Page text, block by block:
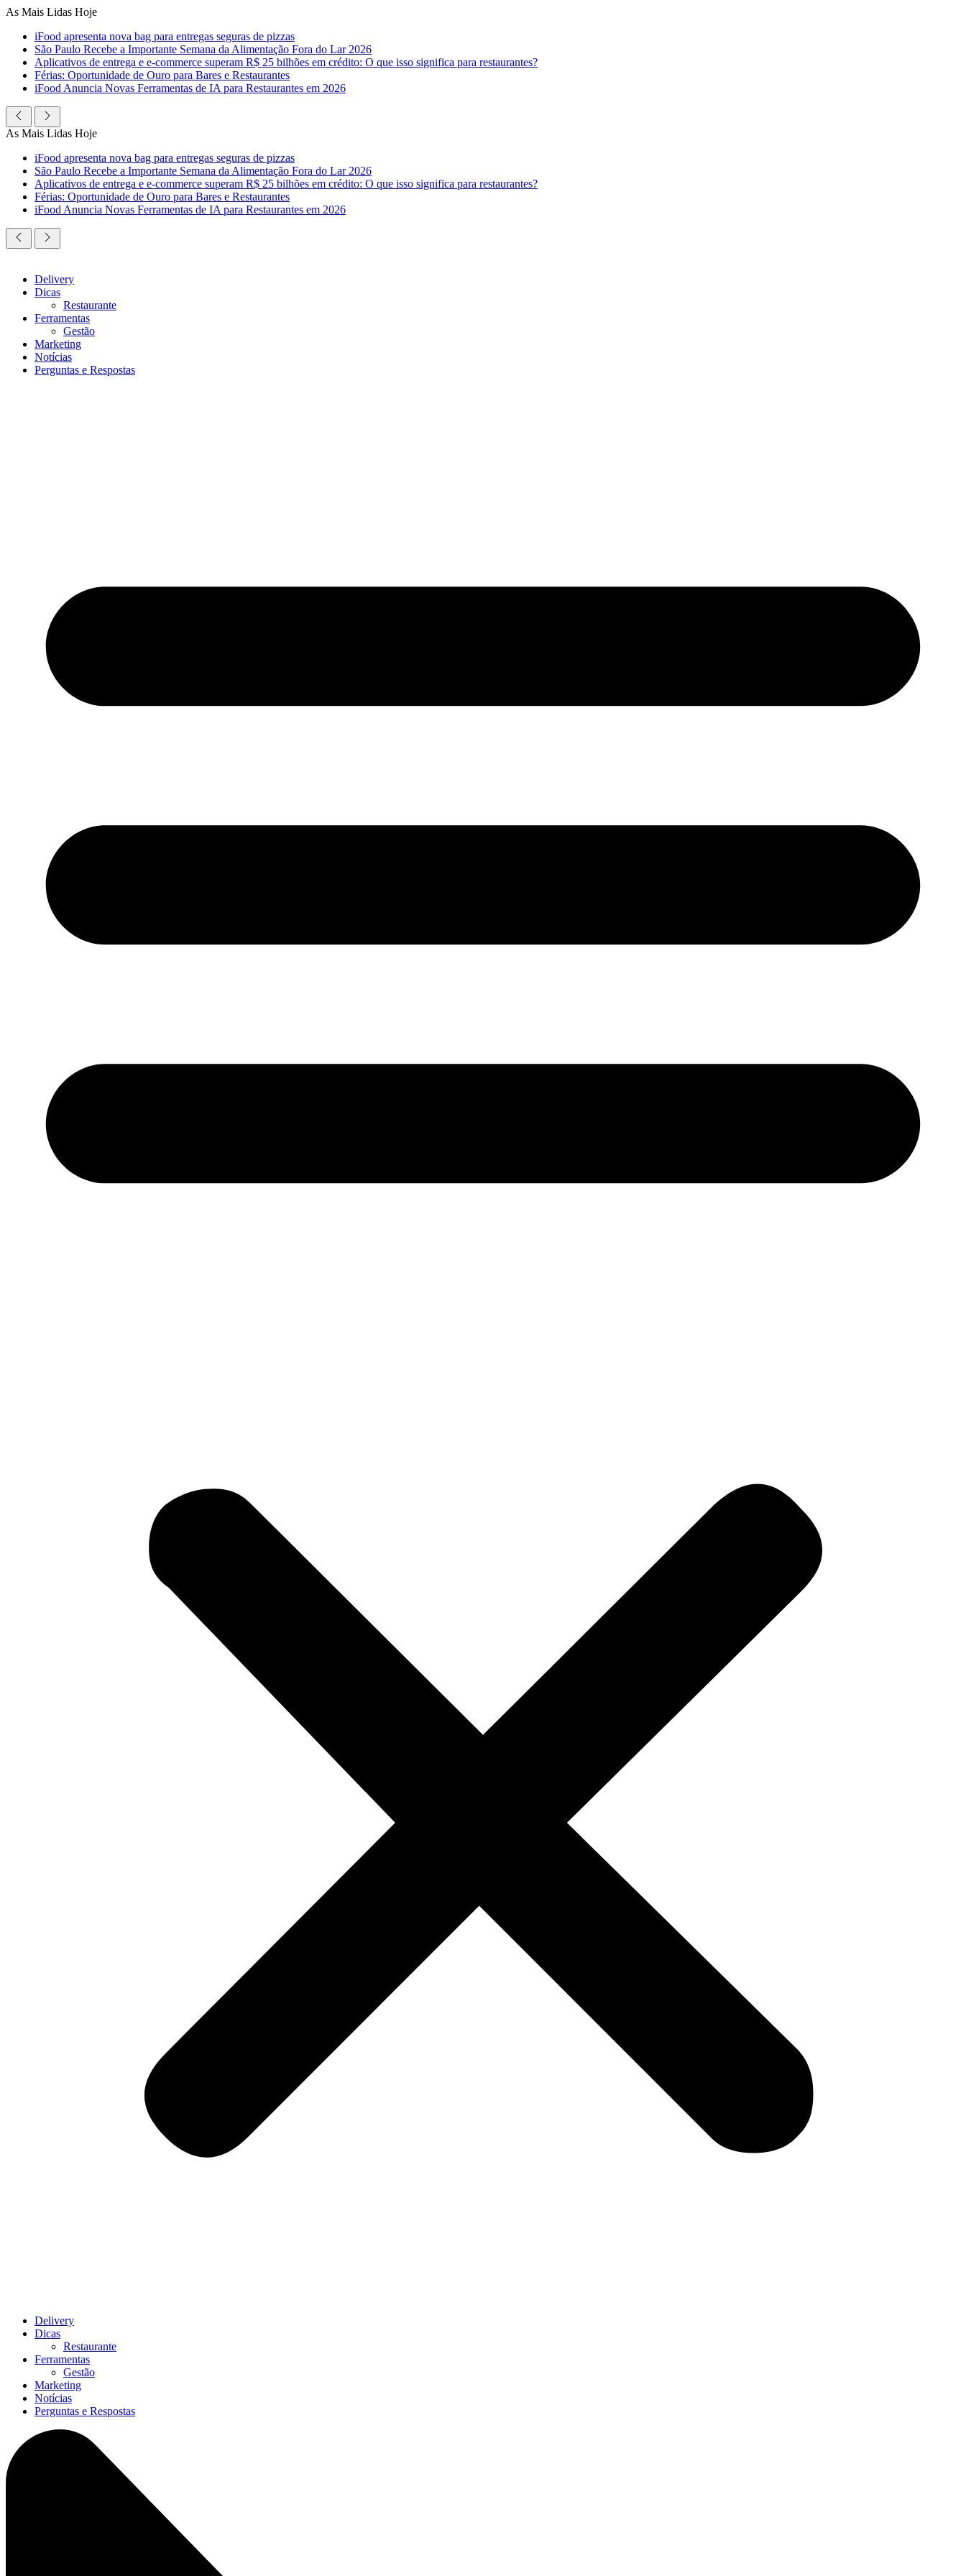
Ir
conteúdo
As Mais Lidas Hoje
iFood apresenta nova bag para entregas seguras de pizzas
São Paulo Recebe a Importante Semana da Alimentação Fora do Lar 2026
Aplicativos de entrega e e-commerce superam R$ 25 bilhões em crédito: O que isso significa para restaurantes?
Férias: Oportunidade de Ouro para Bares e Restaurantes
iFood Anuncia Novas Ferramentas de IA para Restaurantes em 2026
As Mais Lidas Hoje
iFood apresenta nova bag para entregas seguras de pizzas
São Paulo Recebe a Importante Semana da Alimentação Fora do Lar 2026
Aplicativos de entrega e e-commerce superam R$ 25 bilhões em crédito: O que isso significa para restaurantes?
Férias: Oportunidade de Ouro para Bares e Restaurantes
iFood Anuncia Novas Ferramentas de IA para Restaurantes em 2026
Delivery
Dicas
Restaurante
Ferramentas
Gestão
Marketing
Notícias
Perguntas e Respostas
Delivery
Dicas
Restaurante
Ferramentas
Gestão
Marketing
Notícias
Perguntas e Respostas